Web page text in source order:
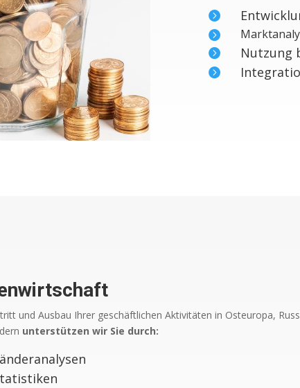


 Nutzung

und Ausbau Ihrer geschäftlichen Aktivitäten in Osteuropa,
unterstützen wir Sie durch: